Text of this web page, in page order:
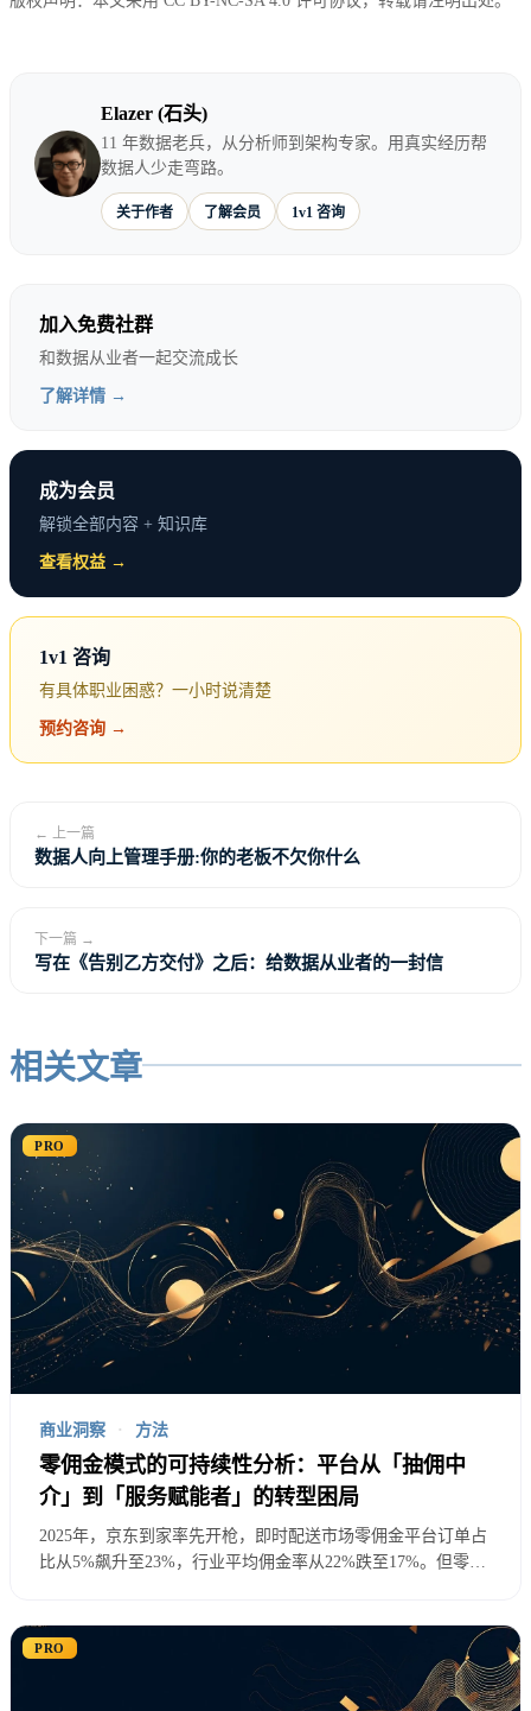
核心监管政策解析
反垄断执法升级
台垄断行为的认定更加精确：
关键变化：
数据市场”
支配地位认定门槛降低
点
数据垄断专项规制：数据不当集中成为违法行为
美团”二选一”案后续影响（2024-2025年）：
罚款182亿元，占2023年营收的4.2%
取消独家合作协议
建立合规监察官制度
中小平台获得发展机遇
商家议价能力显著提升
行业竞争加剧，创新活力增强
2025年反垄断执法已进入常态化阶段，平台企业需要
将合规成本纳入常规运营考虑，而非临时性支出。
数据安全与隐私保护
2025年，针对平台经济的个人信息保护执法显著加
强：
：禁止过度精准的用户画像
Elazer (石头)
11 年数据老兵，从分析师到架构专家。用真实经历帮
数据人少走弯路。
关于作者 了解会员 1v1 咨询
加入免费社群
和数据从业者一起交流成长
了解详情 →
成为会员
解锁全部内容 + 知识库
查看权益 →
1v1 咨询
有具体职业困惑？一小时说清楚
预约咨询 →
← 上一篇
数据人向上管理手册:你的老板不欠你什么
下一篇 →
写在《告别乙方交付》之后：给数据从业者的一封信
相关文章
PRO
商业洞察 · 方法
零佣金模式的可持续性分析：平台从「抽佣中
介」到「服务赋能者」的转型困局
2025年，京东到家率先开枪，即时配送市场零佣金平台订单占
比从5%飙升至23%，行业平均佣金率从22%跌至17%。但零佣
经济模型拆解零佣金可持续性的真实条件。
PRO